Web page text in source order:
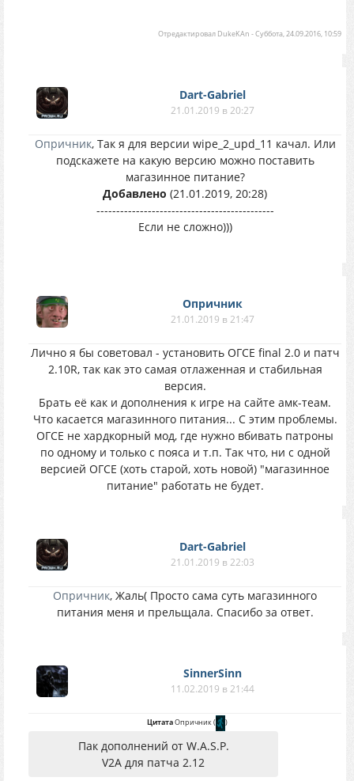
Отредактировал DukeKAn -Суббота, 24.09.2016, 10:59
Dart-Gabriel
21.01.2019 в 20:27
Опричник, Так я для версии wipe_2_upd_11 качал. Или
подскажете на какую версию можно поставить
магазинное питание?
Добавлено (21.01.2019, 20:28)
---------------------------------------------
Если не сложно)))
Опричник
21.01.2019 в 21:47
Лично я бы советовал - установить ОГСЕ final 2.0 и патч
2.10R, так как это самая отлаженная и стабильная
версия.
Брать её как и дополнения к игре на сайте амк-теам.
Что касается магазинного питания... С этим проблемы.
ОГСЕ не хардкорный мод, где нужно вбивать патроны
по одному и только с пояса и т.п. Так что, ни с одной
версией ОГСЕ (хоть старой, хоть новой) "магазинное
питание" работать не будет.
Dart-Gabriel
21.01.2019 в 22:03
Опричник, Жаль( Просто сама суть магазинного
питания меня и прельщала. Спасибо за ответ.
SinnerSinn
11.02.2019 в 21:44
ЦитатаОпричник( )
Пак дополнений от W.A.S.P.
V2A для патча 2.12